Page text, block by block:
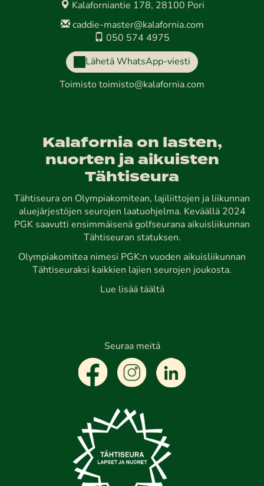
Kalaforniantie 178, 28100 Pori
caddie-master@kalafornia.com
050 574 4975
Lähetä WhatsApp-viesti
Toimisto toimisto@kalafornia.com
Kalafornia on lasten,
nuorten ja aikuisten
Tähtiseura
Tähtiseura on Olympiakomitean, lajiliittojen ja liikunnan
aluejärjestöjen seurojen laatuohjelma. Keväällä 2024
PGK saavutti ensimmäisenä golfseurana aikuisliikunnan
Tähtiseuran statuksen.
Olympiakomitea nimesi PGK:n vuoden aikuisliikunnan
Tähtiseuraksi kaikkien lajien seurojen joukosta.
Lue lisää täältä
Seuraa meitä